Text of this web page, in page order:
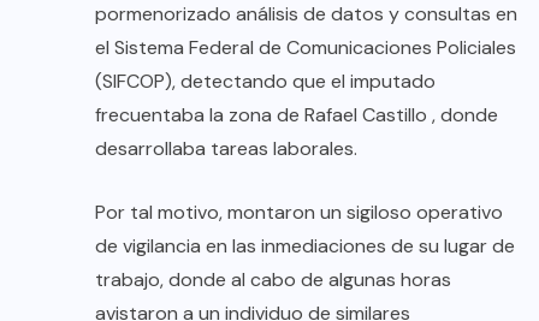
pormenorizado análisis de datos y consultas en
el Sistema Federal de Comunicaciones Policiales
(SIFCOP), detectando que el imputado
frecuentaba la zona de Rafael Castillo , donde
desarrollaba tareas laborales.
Por tal motivo, montaron un sigiloso operativo
de vigilancia en las inmediaciones de su lugar de
trabajo, donde al cabo de algunas horas
avistaron a un individuo de similares